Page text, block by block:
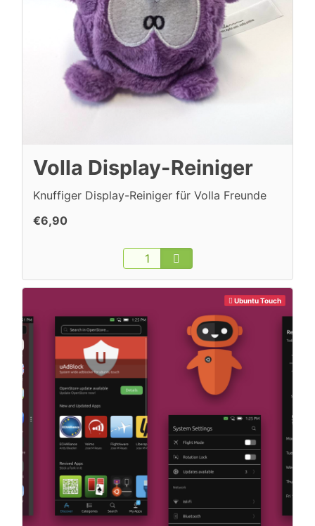
Volla Display-Reiniger
Knuffiger Display-Reiniger für Volla Freunde
€6,90
Ubuntu Touch